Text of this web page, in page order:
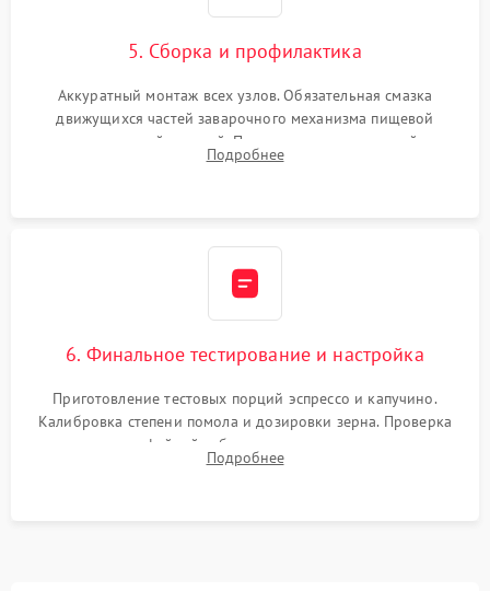
5. Сборка и профилактика
Аккуратный монтаж всех узлов. Обязательная смазка
движущихся частей заварочного механизма пищевой
силиконовой смазкой. Проведение программной
декальцинации и очистки системы от кофейных масел.
Подробнее
6. Финальное тестирование и настройка
Приготовление тестовых порций эспрессо и капучино.
Калибровка степени помола и дозировки зерна. Проверка
плотности кофейной таблетки, температуры напитка и
качества молочной пены. Контроль отсутствия посторонних
Подробнее